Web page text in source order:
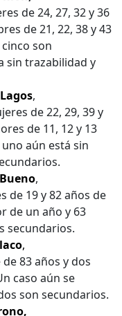
de 24, 27, 32 y 36
de 21, 22, 38 y 43
son
sin trazabilidad y
,
de 22, 29, 39 y
de 11, 12 y 13
aún está sin
,
de 19 y 82 años de
de un año y 63
secundarios.
,
83 años y dos
caso aún se
son secundarios.